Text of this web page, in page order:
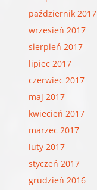
październik 2017
wrzesień 2017
sierpień 2017
lipiec 2017
czerwiec 2017
maj 2017
kwiecień 2017
marzec 2017
luty 2017
styczeń 2017
grudzień 2016